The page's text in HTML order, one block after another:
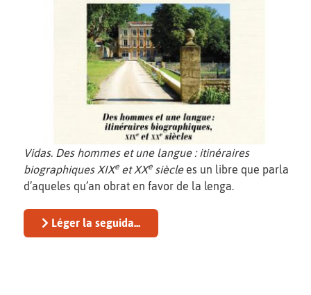
Vidas. Des hommes et une langue : itinéraires
biographiques XIXeet XXesièclees un libre que parla
d’aqueles qu’an obrat en favor de la lenga.
Léger la seguida...